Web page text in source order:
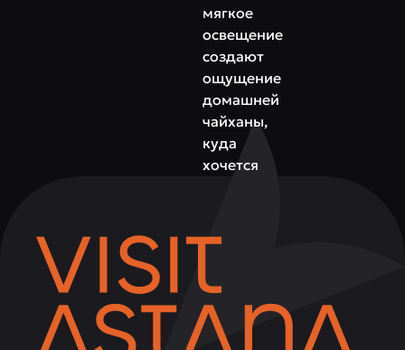
мягкое
освещение
создают
ощущение
домашней
чайханы,
куда
хочется
№1
—
это